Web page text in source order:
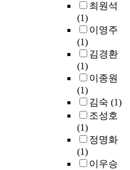
최원석
(1)
이영주
(1)
김경환
(1)
이종원
(1)
김숙 (1)
조성호
(1)
정명화
(1)
이우승